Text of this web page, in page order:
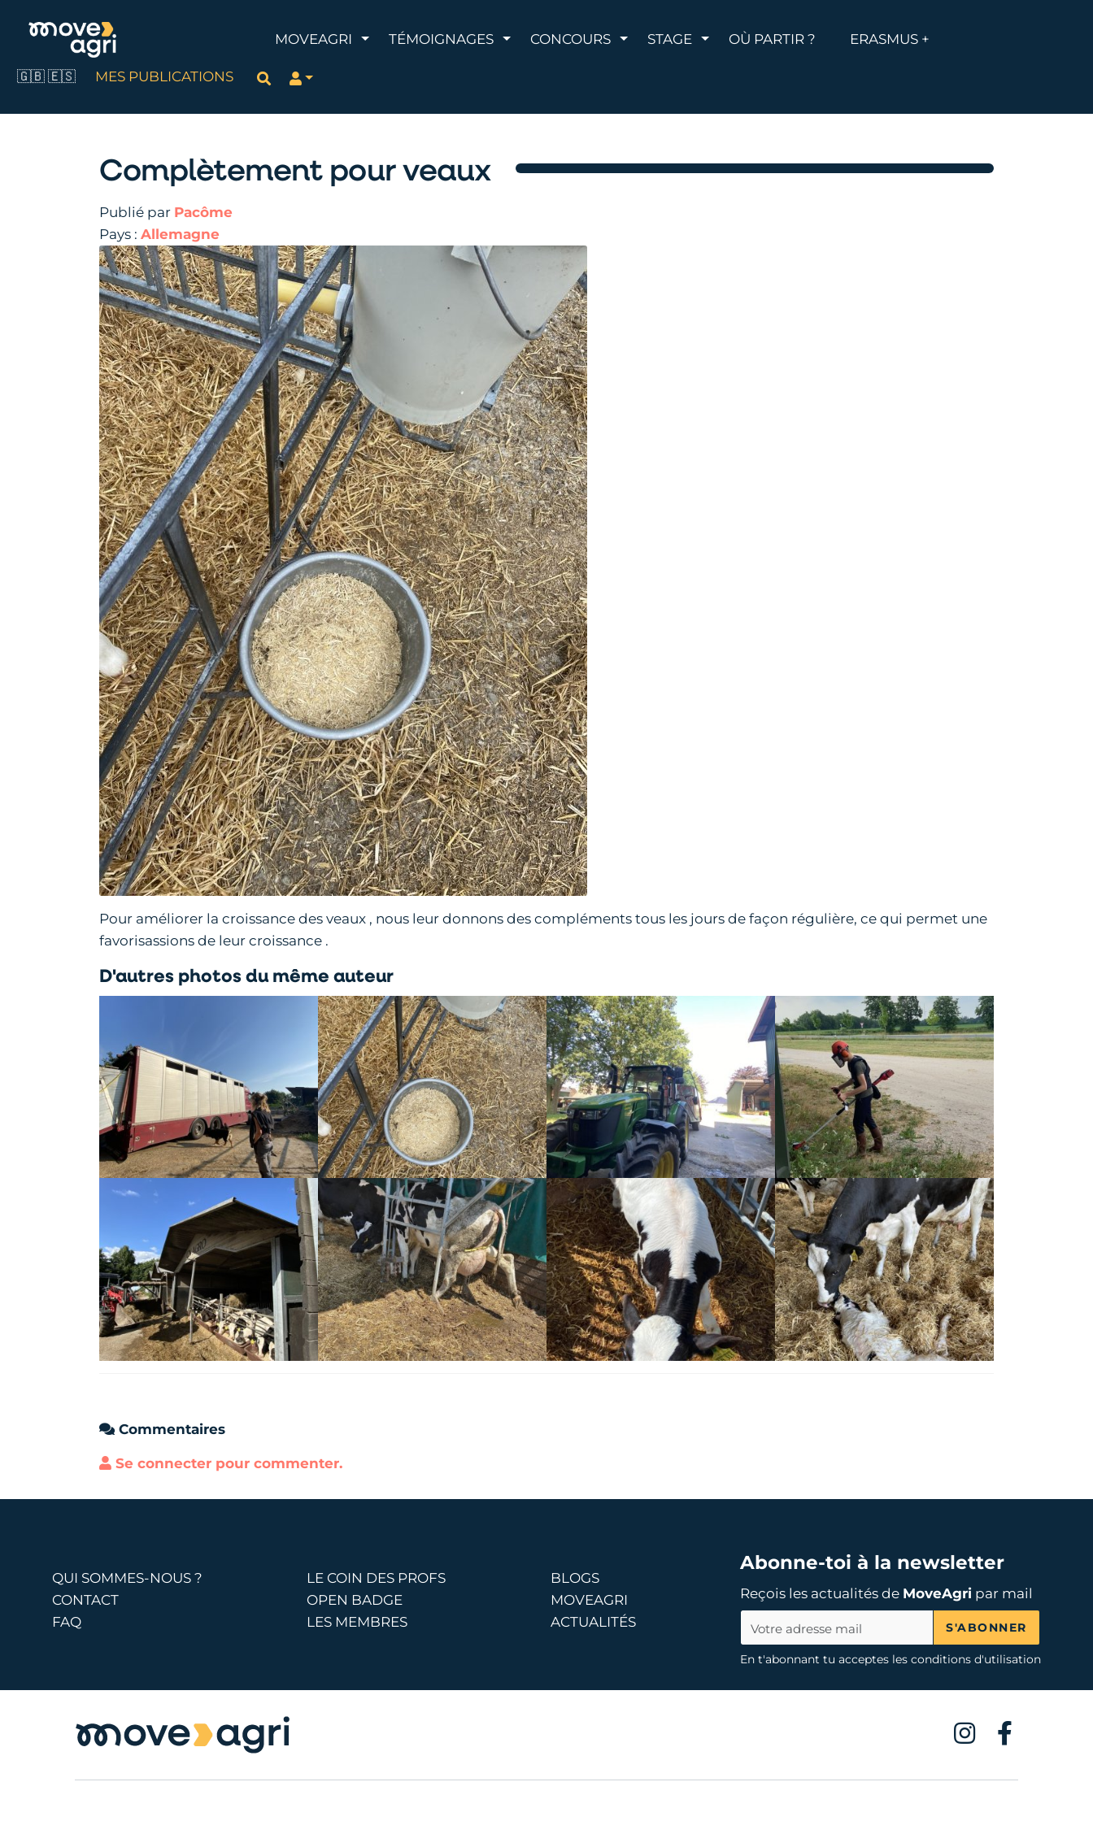
MOVEAGRI AFFICHER LE MENU
TÉMOIGNAGES AFFICHER LE MENU
CONCOURS AFFICHER LE MENU
STAGE AFFICHER LE MENU
OÙ PARTIR ? ERASMUS +
🇬🇧 🇪🇸 MES PUBLICATIONS Rechercher
Complètement pour veaux
Publié par Pacôme
Pays : Allemagne
Pour améliorer la croissance des veaux , nous leur donnons des compléments tous les jours de façon régulière, ce qui permet une
favorisassions de leur croissance .
D'autres photos du même auteur
Commentaires
Se connecter pour commenter.
QUI SOMMES-NOUS ?
CONTACT
FAQ
LE COIN DES PROFS
OPEN BADGE
LES MEMBRES
BLOGS
MOVEAGRI
ACTUALITÉS
Abonne-toi à la newsletter
Reçois les actualités de MoveAgripar mail
S'ABONNER
En t'abonnant tu acceptes les conditions d'utilisation